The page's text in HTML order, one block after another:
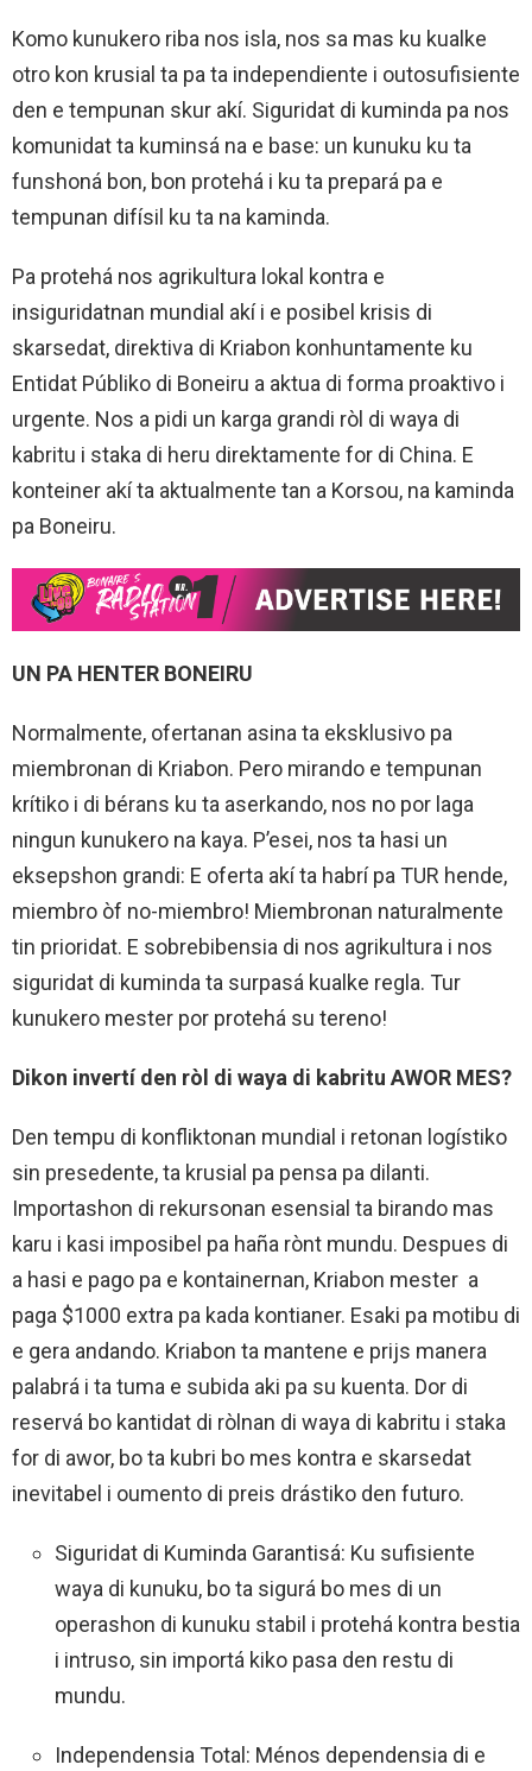
Komo kunukero riba nos isla, nos sa mas ku kualke
otro kon krusial ta pa ta independiente i outosufisiente
den e tempunan skur akí. Siguridat di kuminda pa nos
komunidat ta kuminsá na e base: un kunuku ku ta
funshoná bon, bon protehá i ku ta prepará pa e
tempunan difísil ku ta na kaminda.
Pa protehá nos agrikultura lokal kontra e
insiguridatnan mundial akí i e posibel krisis di
skarsedat, direktiva di Kriabon konhuntamente ku
Entidat Públiko di Boneiru a aktua di forma proaktivo i
urgente. Nos a pidi un karga grandi ròl di waya di
kabritu i staka di heru direktamente for di China. E
konteiner akí ta aktualmente tan a Korsou, na kaminda
pa Boneiru.
UN PA HENTER BONEIRU
Normalmente, ofertanan asina ta eksklusivo pa
miembronan di Kriabon. Pero mirando e tempunan
krítiko i di bérans ku ta aserkando, nos no por laga
ningun kunukero na kaya. P’esei, nos ta hasi un
eksepshon grandi: E oferta akí ta habrí pa TUR hende,
miembro òf no-miembro! Miembronan naturalmente
tin prioridat. E sobrebibensia di nos agrikultura i nos
siguridat di kuminda ta surpasá kualke regla. Tur
kunukero mester por protehá su tereno!
Dikon invertí den ròl di waya di kabritu AWOR MES?
Den tempu di konfliktonan mundial i retonan logístiko
sin presedente, ta krusial pa pensa pa dilanti.
Importashon di rekursonan esensial ta birando mas
karu i kasi imposibel pa haña rònt mundu. Despues di
a hasi e pago pa e kontainernan, Kriabon mester a
paga $1000 extra pa kada kontianer. Esaki pa motibu di
e gera andando. Kriabon ta mantene e prijs manera
palabrá i ta tuma e subida aki pa su kuenta. Dor di
reservá bo kantidat di ròlnan di waya di kabritu i staka
for di awor, bo ta kubri bo mes kontra e skarsedat
inevitabel i oumento di preis drástiko den futuro.
Siguridat di Kuminda Garantisá: Ku sufisiente
waya di kunuku, bo ta sigurá bo mes di un
operashon di kunuku stabil i protehá kontra bestia
i intruso, sin importá kiko pasa den restu di
mundu.
Independensia Total: Ménos dependensia di e